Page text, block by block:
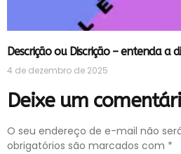
Descrição ou Discrição – entenda a
4 de dezembro de 2025
Deixe um
O seu endereço de e-mail não
obrigatórios são marcados com *